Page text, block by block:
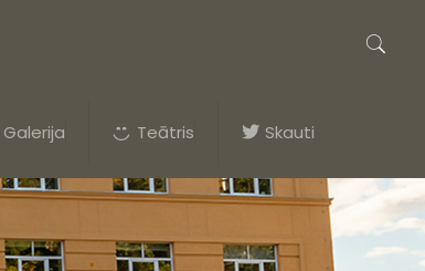
Galerija Teātris Skauti